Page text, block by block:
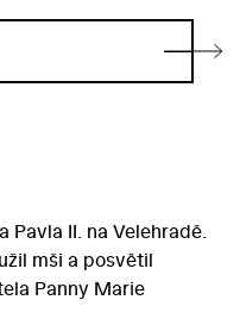
Pavla II. na Velehradě.
mši a posvětil
Panny Marie